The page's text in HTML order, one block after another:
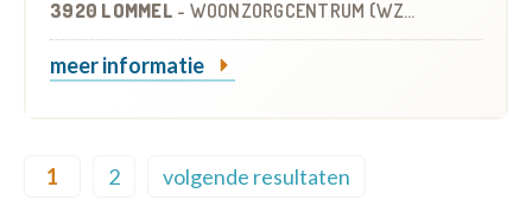
3920 LOMMEL - WOONZORGCENTRUM (WZC)
meer informatie
1 2 volgende resultaten